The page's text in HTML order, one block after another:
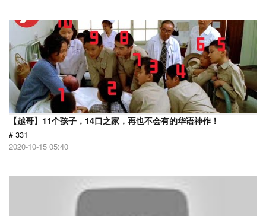
【越哥】11个孩子，14口之家，再也不会有的华语神作！
# 331
2020-10-15 05:40